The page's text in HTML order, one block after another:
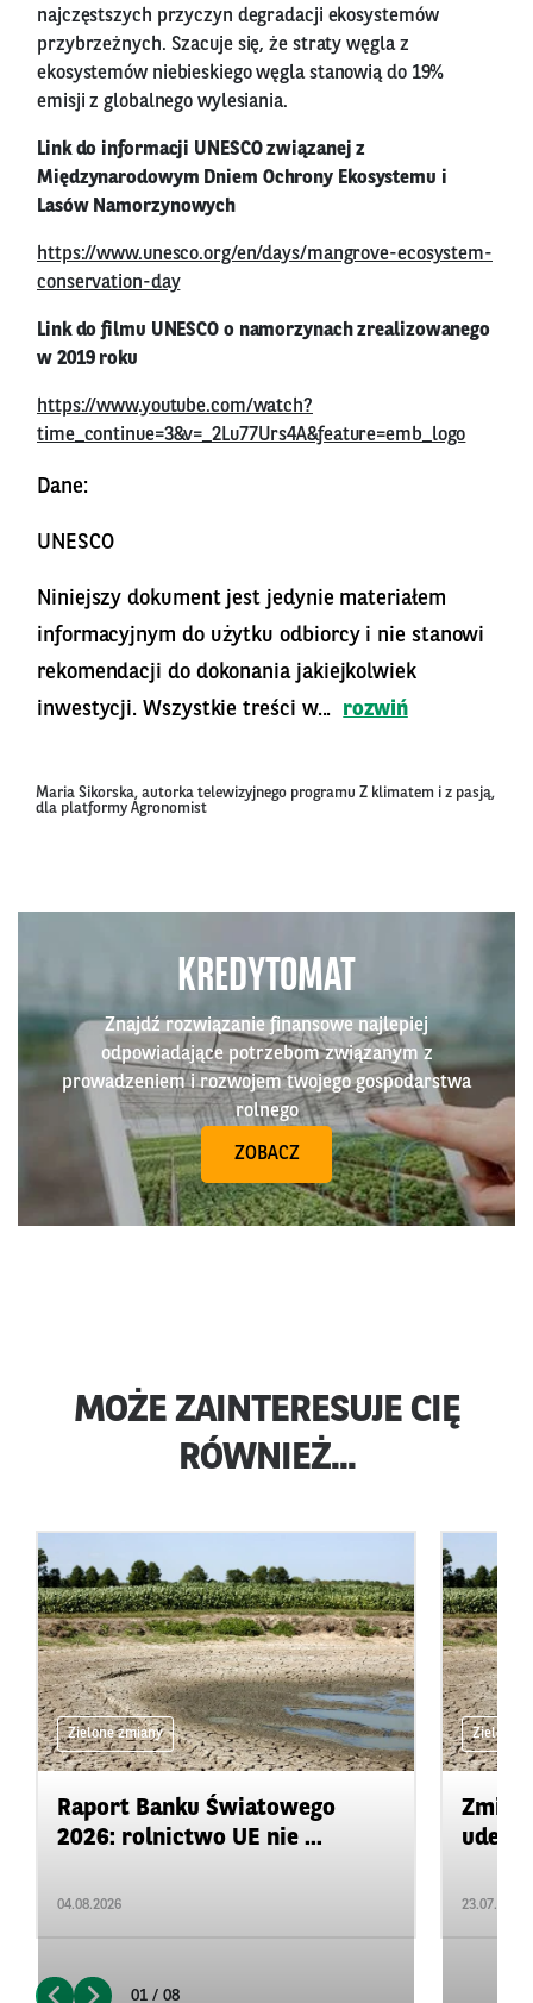
najczęstszych przyczyn degradacji ekosystemów
przybrzeżnych. Szacuje się, że straty węgla z
ekosystemów niebieskiego węgla stanowią do 19%
emisji z globalnego wylesiania.
Link do informacji UNESCO związanej z
Międzynarodowym Dniem Ochrony Ekosystemu i
Lasów Namorzynowych
https://www.unesco.org/en/days/mangrove-ecosystem-
conservation-day
Link do filmu UNESCO o namorzynach zrealizowanego
w 2019 roku
https://www.youtube.com/watch?
time_continue=3&v=_2Lu77Urs4A&feature=emb_logo
Dane:
UNESCO
Niniejszy dokument jest jedynie materiałem
informacyjnym do użytku odbiorcy i nie stanowi
rekomendacji do dokonania jakiejkolwiek
inwestycji. Wszystkie treści w...
rozwiń
Maria Sikorska, autorka telewizyjnego programu Z klimatem i z pasją,
dla platformy Agronomist
KREDYTOMAT
Znajdź rozwiązanie finansowe najlepiej
odpowiadające potrzebom związanym z
prowadzeniem i rozwojem twojego gospodarstwa
rolnego
ZOBACZ
MOŻE ZAINTERESUJE CIĘ
RÓWNIEŻ...
Zielone zmiany
Raport Banku Światowego
2026: rolnictwo UE nie ...
04.08.2026
Zielone
23.07.2026
01 / 08